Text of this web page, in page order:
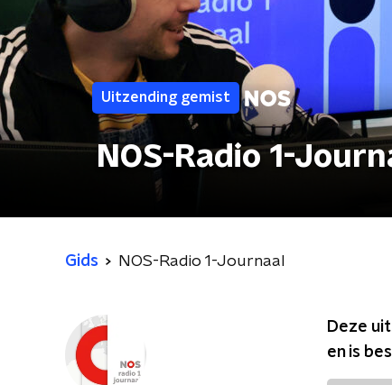
Uitzending gemist
NOS-Radio 1-
Gids NOS-Radio 1-Journaal
Deze
en is